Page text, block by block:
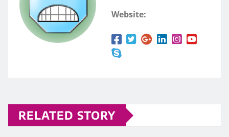
Website:
RELATED STORY